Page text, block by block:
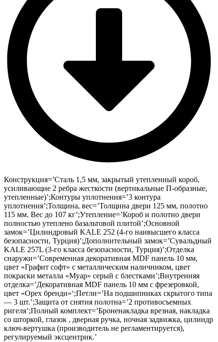
Конструкция=’Сталь 1,5 мм, закрытый утепленный короб,
усиливающие 2 ребра жесткости (вертикальные П-образные,
утепленные)’;Контуры уплотнения=’3 контура
уплотнения’;Толщина, вес=’Толщина двери 125 мм, полотно
115 мм. Вес до 107 кг’;Утепление=’Короб и полотно двери
полностью утеплено базальтовой плитой’;Основной
замок=’Цилиндровый KALE 252 (4-го наивысшего класса
безопасности, Турция)’;Дополнительный замок=’Сувальдный
KALE 257L (3-го класса безопасности, Турция)’;Отделка
снаружи=’Современная декоративная MDF панель 10 мм,
цвет «Графит софт» с металлическим наличником, цвет
покраски металла «Муар» серый с блестками’;Внутренняя
отделка=’Декоративная MDF панель 10 мм с фрезеровкой,
цвет «Орех бренди»‘;Петли=’На подшипниках скрытого типа
— 3 шт.’;Защита от снятия полотна=’2 противосъемных
ригеля’;Полный комплект=’Броненакладка врезная, накладка
со шторкой, глазок , дверная ручка, ночная задвижка, цилиндр
ключ-вертушка (производитель не регламентируется),
регулируемый эксцентрик.’